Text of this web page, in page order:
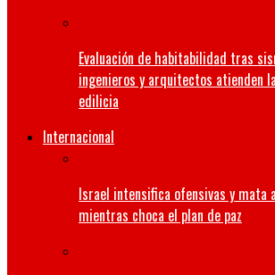
Evaluación de habitabilidad tras
ingenieros y arquitectos atienden
edilicia
Internacional
Israel intensifica ofensivas y mata
mientras choca el plan de paz